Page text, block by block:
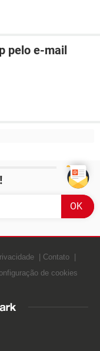
pelo e-mail
Contato
de cookies